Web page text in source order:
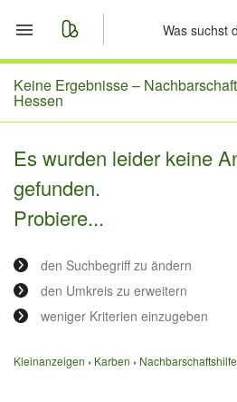
Start
Merkliste
Nachrichten
Anzeige aufgeben
Keine Ergebnisse –
Hessen
Es wurden leider keine
gefunden.
Probiere...
den Suchbegriff zu ändern
den Umkreis zu erweitern
weniger Kriterien einzugeben
Kleinanzeigen Karben Nachbarschaftshilfe